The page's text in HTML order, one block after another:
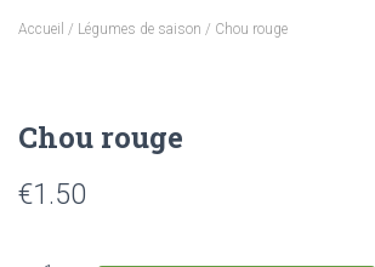
Accueil / Légumes de saison / Chou rouge
Chou rouge
€1.50